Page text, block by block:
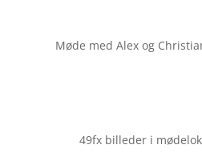
Møde med Alex og
49fx billeder i